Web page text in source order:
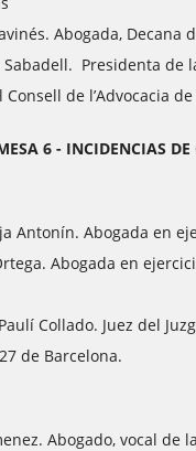
Abogada, Decana
Presidenta de
de l’Advocacia
6 - INCIDENCIAS DE
Antonín. Abogada en
Abogada en
Collado. Juez del
de Barcelona.
Abogado, vocal de